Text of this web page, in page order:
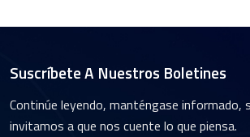
Suscríbete A Nuestros Boletines
Continúe leyendo, manténgase informado,
invitamos a que nos cuente lo que piensa.